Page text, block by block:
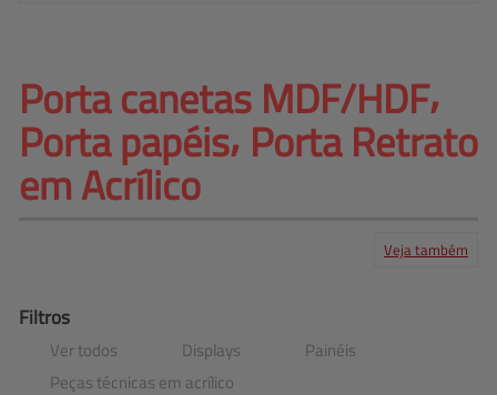
Porta canetas MDF/HDF⸴
Porta papéis⸴ Porta Retrato
em Acrílico
Veja também
Filtros
Ver todos Displays
Painéis
Peças técnicas em acrílico